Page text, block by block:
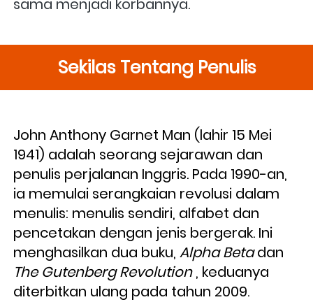
Sekilas Tentang Penulis
John Anthony Garnet Man (lahir 15 Mei
1941) adalah seorang sejarawan dan
penulis perjalanan Inggris. Pada 1990-an,
ia memulai serangkaian revolusi dalam
menulis: menulis sendiri, alfabet dan
pencetakan dengan jenis bergerak. Ini
menghasilkan dua buku, Alpha Beta
The Gutenberg Revolution , keduanya
diterbitkan ulang pada tahun 2009.